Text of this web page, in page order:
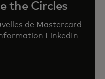
the Circles
de Mastercard
LinkedIn